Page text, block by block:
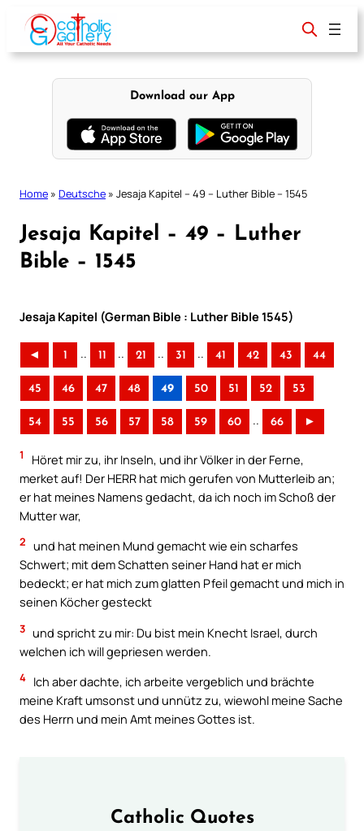
content
Download our App
Home » Deutsche » Jesaja Kapitel – 49 – Luther Bible – 1545
Jesaja Kapitel – 49 – Luther
Bible – 1545
Jesaja Kapitel (German Bible : Luther Bible 1545)
◄ 1 .. 11 .. 21 .. 31 .. 41 42 43 44
45 46 47 48 49 50 51 52 53
54 55 56 57 58 59 60 .. 66 ►
1
Höret mir zu, ihr Inseln, und ihr Völker in der Ferne,
merket auf! Der HERR hat mich gerufen von Mutterleib an;
er hat meines Namens gedacht, da ich noch im Schoß der
Mutter war,
2 und hat meinen Mund gemacht wie ein scharfes
Schwert; mit dem Schatten seiner Hand hat er mich
bedeckt; er hat mich zum glatten Pfeil gemacht und mich in
seinen Köcher gesteckt
3 und spricht zu mir: Du bist mein Knecht Israel, durch
welchen ich will gepriesen werden.
4 Ich aber dachte, ich arbeite vergeblich und brächte
meine Kraft umsonst und unnütz zu, wiewohl meine Sache
des Herrn und mein Amt meines Gottes ist.
Catholic Quotes